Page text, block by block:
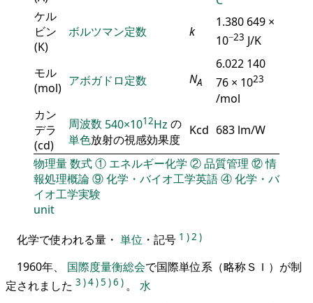
ケル
ビン
(K)
ボルツマン定数 k
1.380 649 ×
10−23 J/K
モル
(mol) アボガドロ定数 NA
6.022 140
76 × 1023
/mol
カン
デラ
(cd)
周波数 540×1012Hz の
単色放射の視感効果度
Kcd 683 lm/W
物理量数式① エネルギー化学 ②品質管理 ⑫情
報処理概論⑨化学・バイオ工学英語④化学・バ
イオ工学実験
unit
化学で使われる量・ 単位 ・記号 1 ) 2 )
1960年、 国際度量衡総会で国際単位系（略称ＳＩ）が制
定されました 3 )4)5 )6 ) 。 水